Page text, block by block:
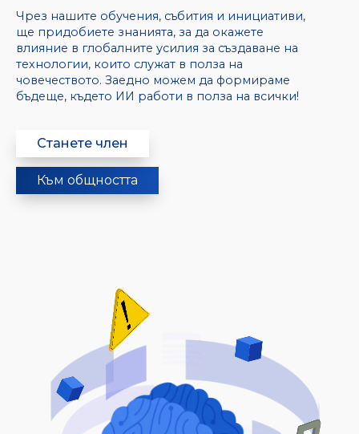
Чрез нашите обучения, събития и инициативи,
ще придобиете знанията, за да окажете
влияние в глобалните усилия за създаване на
технологии, които служат в полза на
човечеството. Заедно можем да формираме
бъдеще, където ИИ работи в полза на всички!
Станете член
Към общността